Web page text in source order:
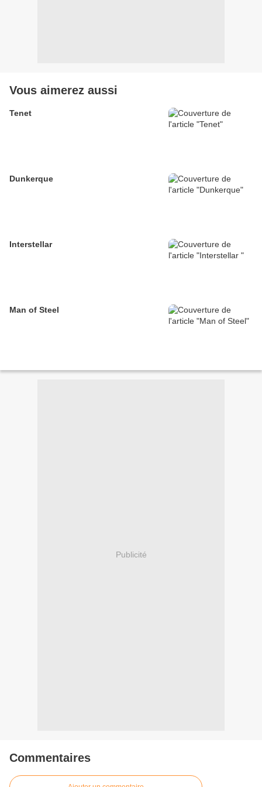
Vous aimerez aussi
Tenet
Dunkerque
Interstellar
Man of Steel
Publicité
Commentaires